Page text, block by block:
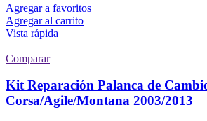
Agregar a favoritos
Agregar al carrito
Vista rápida
Comparar
Kit Reparación Palanca de
Corsa/Agile/Montana 2003/2013